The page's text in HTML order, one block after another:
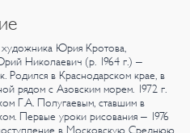
художника Юрия Кротова,
Николаевич (р. 1964 г.) –
Родился в Краснодарском крае, в
рядом с Азовским морем. 1972 г.
Г.А. Полугаевым, ставшим в
Первые уроки рисования – 1976
в Московскую Среднюю